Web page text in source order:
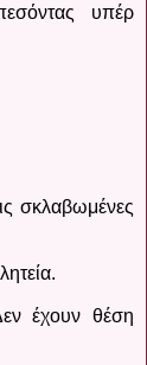
υπέρ
σκλαβωμένες
έχουν θέση